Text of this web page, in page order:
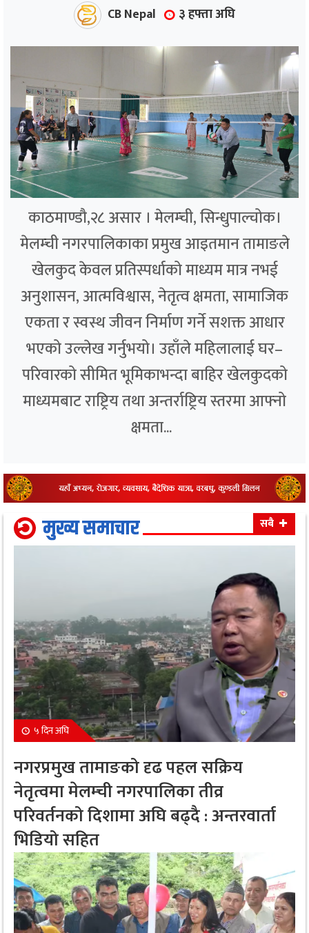
CB Nepal ३ हफ्ता अघि
काठमाण्डौ,२८ असार । मेलम्ची, सिन्धुपाल्चोक।
मेलम्ची नगरपालिकाका प्रमुख आइतमान तामाङले
खेलकुद केवल प्रतिस्पर्धाको माध्यम मात्र नभई
अनुशासन, आत्मविश्वास, नेतृत्व क्षमता, सामाजिक
एकता र स्वस्थ जीवन निर्माण गर्ने सशक्त आधार
भएको उल्लेख गर्नुभयो। उहाँले महिलालाई घर–
परिवारको सीमित भूमिकाभन्दा बाहिर खेलकुदको
माध्यमबाट राष्ट्रिय तथा अन्तर्राष्ट्रिय स्तरमा आफ्नो
क्षमता...
मुख्य समाचार सबै
५ दिन अघि
नगरप्रमुख तामाङको दृढ पहल सक्रिय
नेतृत्वमा मेलम्ची नगरपालिका तीव्र
परिवर्तनको दिशामा अघि बढ्दै : अन्तरवार्ता
भिडियो सहित